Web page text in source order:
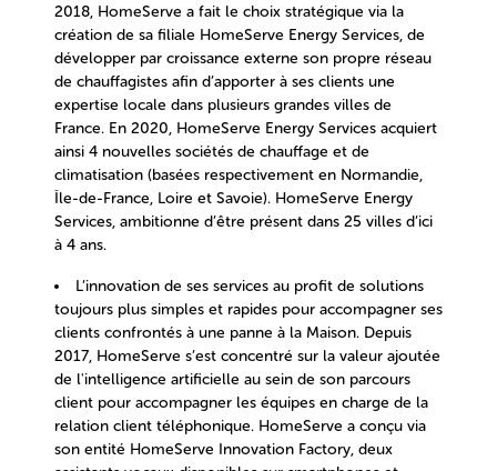
2018, HomeServe a fait le choix stratégique via la
création de sa filiale HomeServe Energy Services, de
développer par croissance externe son propre réseau
de chauffagistes afin d’apporter à ses clients une
expertise locale dans plusieurs grandes villes de
France. En 2020, HomeServe Energy Services acquiert
ainsi 4 nouvelles sociétés de chauffage et de
climatisation (basées respectivement en Normandie,
Île-de-France, Loire et Savoie). HomeServe Energy
Services, ambitionne d’être présent dans 25 villes d’ici
à 4 ans.
L’innovation de ses services au profit de solutions
toujours plus simples et rapides pour accompagner ses
clients confrontés à une panne à la Maison. Depuis
2017, HomeServe s’est concentré sur la valeur ajoutée
de l'intelligence artificielle au sein de son parcours
client pour accompagner les équipes en charge de la
relation client téléphonique. HomeServe a conçu via
son entité HomeServe Innovation Factory, deux